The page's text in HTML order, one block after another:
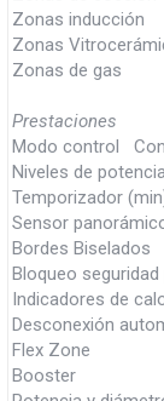
Zonas inducción
Zonas
Zonas de gas
Prestaciones
Modo control
Niveles de
Temporizador
Sensor
Bordes Biselados
Bloqueo
Indicadores de
Desconexión
Flex Zone
Booster